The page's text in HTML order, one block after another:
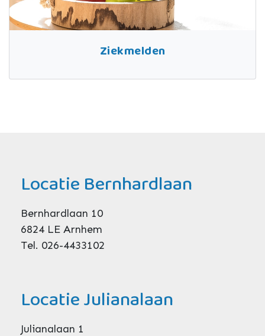
Ziekmelden
Locatie Bernhardlaan
Bernhardlaan 10
6824 LE Arnhem
Tel. 026-4433102
Locatie Julianalaan
Julianalaan 1